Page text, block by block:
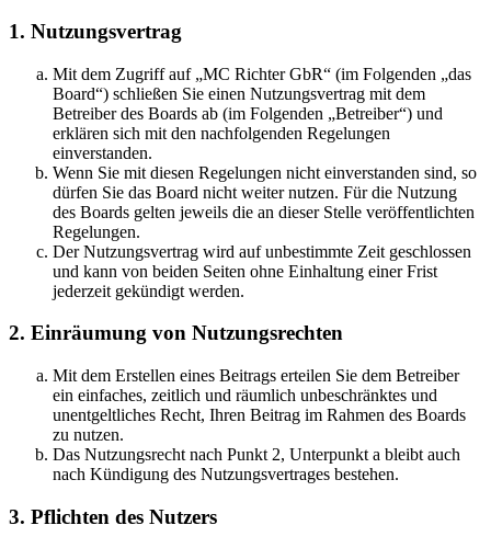
1. Nutzungsvertrag
Mit dem Zugriff auf „MC Richter GbR“ (im Folgenden „das
Board“) schließen Sie einen Nutzungsvertrag mit dem
Betreiber des Boards ab (im Folgenden „Betreiber“) und
erklären sich mit den nachfolgenden Regelungen
einverstanden.
Wenn Sie mit diesen Regelungen nicht einverstanden sind, so
dürfen Sie das Board nicht weiter nutzen. Für die Nutzung
des Boards gelten jeweils die an dieser Stelle veröffentlichten
Regelungen.
Der Nutzungsvertrag wird auf unbestimmte Zeit geschlossen
und kann von beiden Seiten ohne Einhaltung einer Frist
jederzeit gekündigt werden.
2. Einräumung von Nutzungsrechten
Mit dem Erstellen eines Beitrags erteilen Sie dem Betreiber
ein einfaches, zeitlich und räumlich unbeschränktes und
unentgeltliches Recht, Ihren Beitrag im Rahmen des Boards
zu nutzen.
Das Nutzungsrecht nach Punkt 2, Unterpunkt a bleibt auch
nach Kündigung des Nutzungsvertrages bestehen.
3. Pflichten des Nutzers